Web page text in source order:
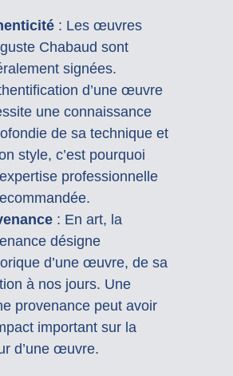
: Les œuvres
Chabaud sont
signées.
d’une œuvre
une connaissance
de sa technique et
style, c’est pourquoi
professionnelle
: En art, la
désigne
d’une œuvre, de sa
à nos jours. Une
provenance peut avoir
important sur la
d’une œuvre.